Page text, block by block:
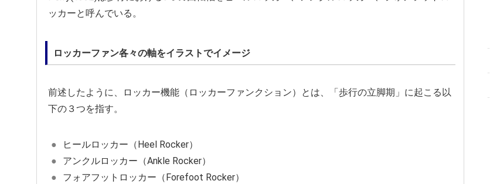
ッカーと呼んでいる。
ロッカーファン各々の軸をイラストでイメージ
前述したように、ロッカー機能（ロッカーファンクション）とは、「歩行の立脚期」に起こる以
下の３つを指す。
ヒールロッカー（Heel Rocker）
アンクルロッカー（Ankle Rocker）
フォアフットロッカー（Forefoot Rocker）